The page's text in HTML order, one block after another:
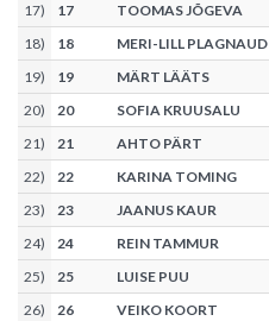
17) 17
TOOMAS JÕGEVA
18) 18
MERI-LILL PLAGNAUD
19) 19
MÄRT LÄÄTS
20) 20
SOFIA KRUUSALU
21) 21
AHTO PÄRT
22) 22
KARINA TOMING
23) 23
JAANUS KAUR
24) 24
REIN TAMMUR
25) 25
LUISE PUU
26) 26
VEIKO KOORT